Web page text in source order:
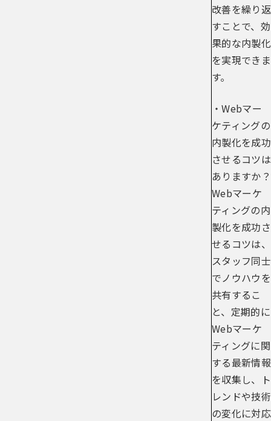
改善を繰り返
すことで、効
果的な内製化
を実現できま
す。
・Webマー
ケティングの
内製化を成功
させるコツは
ありますか？
Webマーケ
ティングの内
製化を成功さ
せるコツは、
スタッフ同士
でノウハウを
共有するこ
と、定期的に
Webマーケ
ティングに関
する最新情報
を収集し、ト
レンドや技術
の変化に対応